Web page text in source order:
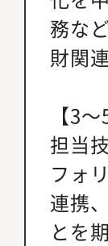
務な
財関
【3
担当
フォ
連携
とを